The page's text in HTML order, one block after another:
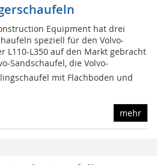
Equipment hat drei
speziell für den Volvo-
L110-L350 auf den Markt gebracht
Sandschaufel, die Volvo-
mit Flachboden und
mehr